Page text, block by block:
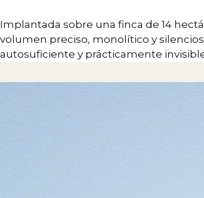
Implantada sobre una finca de 14
volumen preciso, monolítico y
autosuficiente y prácticamente